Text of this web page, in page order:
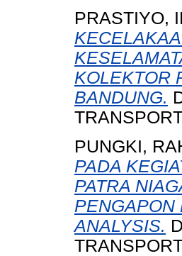
PRASTIYO,
KOLEKTOR
BANDUNG.
PUNGKI,
PADA
PATRA
PENGAPON
ANALYSIS.